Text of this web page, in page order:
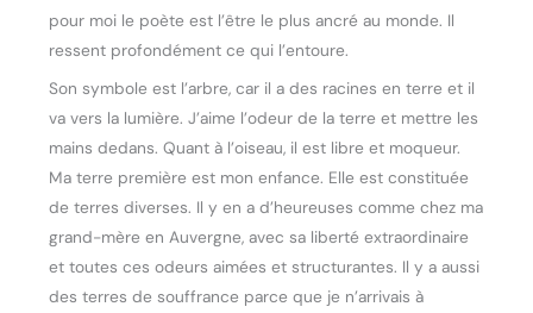
pour moi le poète est l’être le plus ancré au monde. Il
ressent profondément ce qui l’entoure.
Son symbole est l’arbre, car il a des racines en terre et il
va vers la lumière. J’aime l’odeur de la terre et mettre les
mains dedans. Quant à l’oiseau, il est libre et moqueur.
Ma terre première est mon enfance. Elle est constituée
de terres diverses. Il y en a d’heureuses comme chez ma
grand-mère en Auvergne, avec sa liberté extraordinaire
et toutes ces odeurs aimées et structurantes. Il y a aussi
des terres de souffrance parce que je n’arrivais à